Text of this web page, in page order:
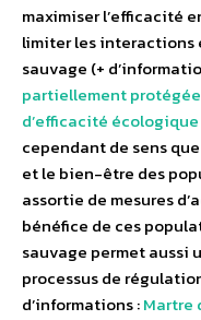
maximiser l’efficacité
limiter les interactions
sauvage (+
partiellement
d’efficacité écologique
cependant de sens
et le bien-être des
assortie de mesures
bénéfice de ces
sauvage permet aussi
processus de
d’informations :Martre